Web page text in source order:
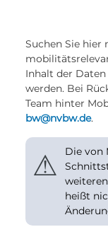
Suchen Sie hier
Inhalt der
werden. Bei
Team hinter
bw@nvbw.de.
⚠
Die von
heißt